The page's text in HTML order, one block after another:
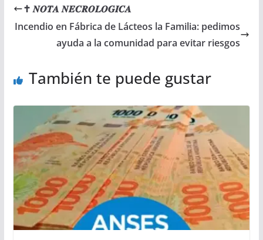
✝ 𝑵𝑶𝑻𝑨 𝑵𝑬𝑪𝑹𝑶𝑳𝑶𝑮𝑰𝑪𝑨
Incendio en Fábrica de Lácteos la Familia: pedimos
ayuda a la comunidad para evitar riesgos
También te puede gustar